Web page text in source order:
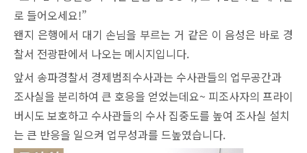
로 들어오세요!”
왠지 은행에서 대기 손님을 부르는 거 같은 이 음성은 바로 경
찰서 전광판에서 나오는 메시지입니다.
앞서 송파경찰서 경제범죄수사과는 수사관들의 업무공간과
조사실을 분리하여 큰 호응을 얻었는데요~ 피조사자의 프라이
버시도 보호하고 수사관들의 수사 집중도를 높여 조사실 설치
는 큰 반응을 일으켜 업무성과를 드높였습니다.